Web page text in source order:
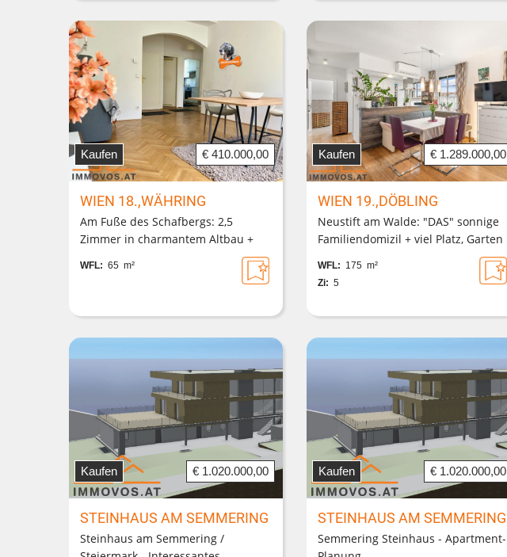
Kaufen € 410.000,00
WIEN 18.,WÄHRING
Am Fuße des Schafbergs: 2,5
Zimmer in charmantem Altbau +
Gemeinschafsgarten!
WFL: 65 m²
Kaufen € 1.289.000,00
WIEN 19.,DÖBLING
Neustift am Walde: "DAS" sonnige
Familiendomizil + viel Platz, Garten
Hauptstrassenlage!
WFL: 175 m²
Zi: 5
Kaufen € 1.020.000,00
STEINHAUS AM SEMMERING
Steinhaus am Semmering /
Kaufen € 1.020.000,00
STEINHAUS AM SEMMERING
Semmering Steinhaus - Apartment-